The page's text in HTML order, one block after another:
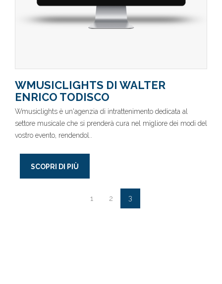
WMUSICLIGHTS DI WALTER
ENRICO TODISCO
Wmusiclights è un'agenzia di intrattenimento dedicata al
settore musicale che si prenderà cura nel migliore dei modi del
vostro evento, rendendol..
SCOPRI DI PIÙ
1 2 3